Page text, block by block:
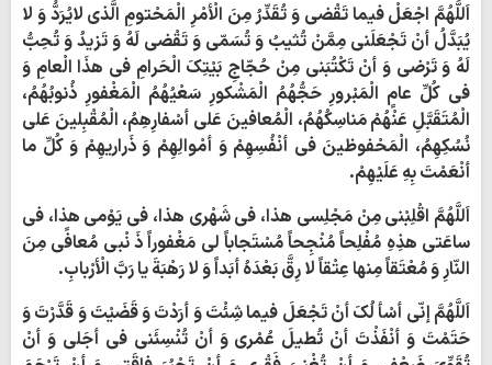
اَللَّهُمَّ اجْعَلْ فیما تَقْضی وَ تُقَدِّرُ مِنَ الْأمْرِ الْمَحْتومِ الَّذی لایُرَدُّ وَ لا
یُبَدَّلُ أنْ تَجْعَلَنی مِمَّنْ تُثیبُ وَ تُسَمّی وَ تَقْضی لَهُ وَ تَزیدُ وَ تُحِبُّ
لَهُ وَ تَرْضی وَ أنْ تَکْتُبَنی مِنْ حُجّاجِ بَیْتِکَ الْحَرامِ فی هذَا الْعامِ وَ
فی کُلِّ عامٍ الْمَبْرورِ حَجُّهُمُ الْمَشْکورِ سَعْیُهُمُ الْمَغْفورِ ذُنوبُهُمُ،
الْمُتَقَبَّلِ عَنْهُمْ مَناسِکُهُمُ، الْمُعافینَ عَلی أسْفارِهِمُ، الْمُقْبِلینَ عَلی
نُسُکِهِمُ، الْمَحْفوظینَ فی أنْفُسِهِمْ وَ أمْوالِهِمْ وَ ذَراریهِمْ وَ کُلِّ ما
أنْعَمْتَ بِهِ عَلَیْهِمْ.
اَللَّهُمَّ اقْلِبْنی مِنْ مَجْلِسی هذا، فی شَهْری هذا، فی یَوْمی هذا، فی
ساعَتی هذِهِ مُفْلِحاً مُنْجِحاً مُسْتَجاباً لی مَغْفوراً ذَ نْبی مُعافًی مِنَ
النّارِ وَ مُعْتَقاً مِنها عِتْقاً لا رِقَّ بَعْدَهُ أبَداً وَ لا رَهْبَةَ یا رَبَّ الْأرْبابِ.
اَللَّهُمَّ إنّی أسْأ لُکَ أنْ تَجْعَلَ فیما شِئْتَ وَ أرَدْتَ وَ قَضَیْتَ وَ قَدَّرْتَ وَ
حَتَمْتَ وَ أنْفَذْتَ أنْ تُطیلَ عُمْری وَ أنْ تُنْسِئَنی فی أجَلی وَ أنْ